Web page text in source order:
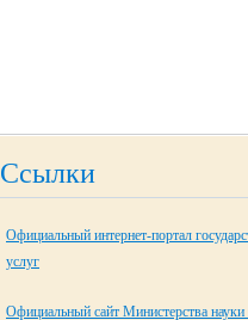
Ссылки
Официальный интернет-портал
услуг
Официальный сайт Министерства